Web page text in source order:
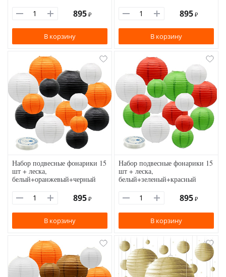
895 ₽
В корзину
895 ₽
В корзину
Набор подвесные фонарики 15
шт + леска,
белый+оранжевый+черный
895 ₽
В корзину
Набор подвесные фонарики 15
шт + леска,
белый+зеленый+красный
895 ₽
В корзину